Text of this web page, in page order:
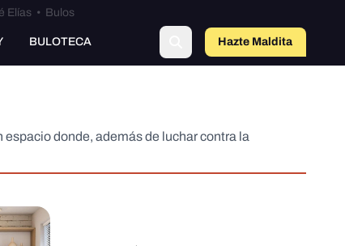
Elías• Bulos
BULOTECA Hazte Maldita
donde, además de luchar contra la